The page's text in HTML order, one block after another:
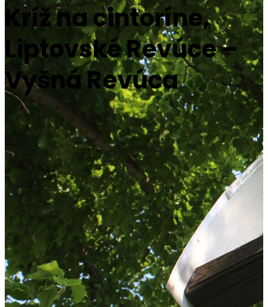
Kríž na cintoríne,
Liptovské Revúce –
Vyšná Revúca